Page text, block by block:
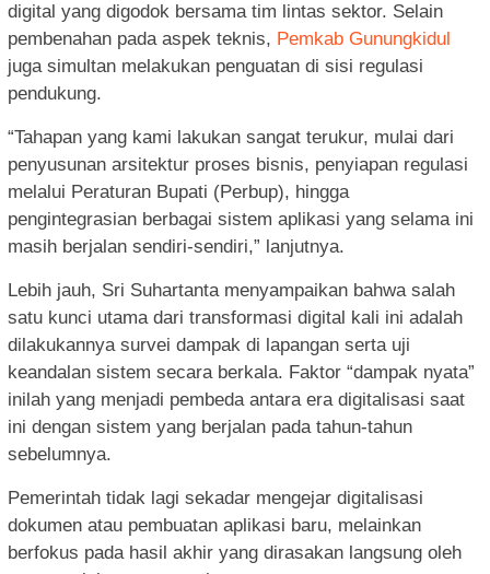
digital yang digodok bersama tim lintas sektor. Selain
pembenahan pada aspek teknis, Pemkab Gunungkidul
juga simultan melakukan penguatan di sisi regulasi
pendukung.
“Tahapan yang kami lakukan sangat terukur, mulai dari
penyusunan arsitektur proses bisnis, penyiapan regulasi
melalui Peraturan Bupati (Perbup), hingga
pengintegrasian berbagai sistem aplikasi yang selama ini
masih berjalan sendiri-sendiri,” lanjutnya.
Lebih jauh, Sri Suhartanta menyampaikan bahwa salah
satu kunci utama dari transformasi digital kali ini adalah
dilakukannya survei dampak di lapangan serta uji
keandalan sistem secara berkala. Faktor “dampak nyata”
inilah yang menjadi pembeda antara era digitalisasi saat
ini dengan sistem yang berjalan pada tahun-tahun
sebelumnya.
Pemerintah tidak lagi sekadar mengejar digitalisasi
dokumen atau pembuatan aplikasi baru, melainkan
berfokus pada hasil akhir yang dirasakan langsung oleh